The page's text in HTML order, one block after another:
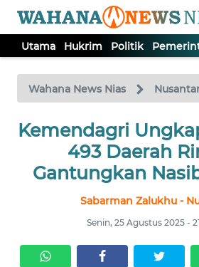
Utama Hukrim Politik
Wahana News Nias
Kemendagri
493 Daerah
Gantungkan
Sabarman Zalukhu -
Senin, 25 Agustus 2025 -
TV
Tutup
UTAMA
HUKRIM
PEMERINTAHAN